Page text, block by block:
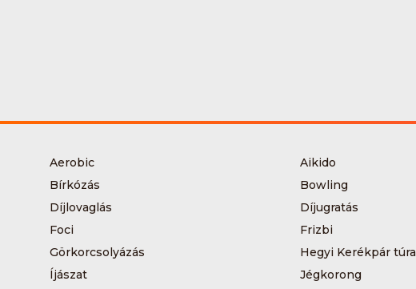
Aerobic Aikido
Bírkózás
Bowling
Díjlovaglás
Díjugratás
Foci
Frizbi
Görkorcsolyázás
Hegyi Kerékpár túra
Íjászat
Jégkorong